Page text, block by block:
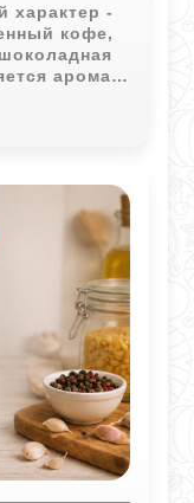
характер -
кофе,
аромат